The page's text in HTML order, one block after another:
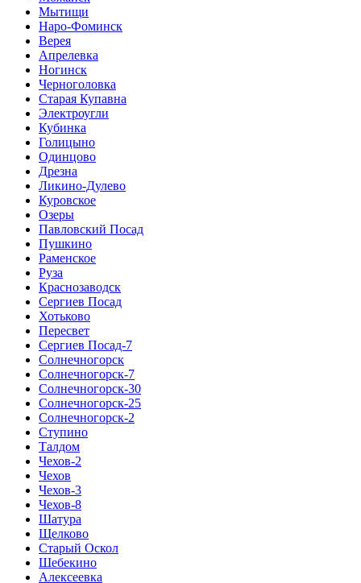
Мытищи
Наро-Фоминск
Верея
Апрелевка
Ногинск
Черноголовка
Старая Купавна
Электроугли
Кубинка
Голицыно
Одинцово
Дрезна
Ликино-Дулево
Куровское
Озеры
Павловский Посад
Пушкино
Раменское
Руза
Краснозаводск
Сергиев Посад
Хотьково
Пересвет
Сергиев Посад-7
Солнечногорск
Солнечногорск-7
Солнечногорск-30
Солнечногорск-25
Солнечногорск-2
Ступино
Талдом
Чехов-2
Чехов
Чехов-3
Чехов-8
Шатура
Щелково
Старый Оскол
Шебекино
Алексеевка